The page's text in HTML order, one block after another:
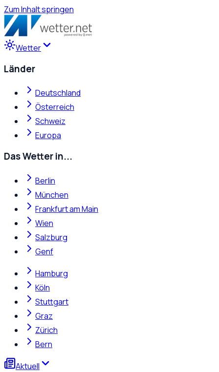
Zum Inhalt springen
Wetter
Länder
Deutschland
Österreich
Schweiz
Europa
Das Wetter in...
Berlin
München
Frankfurt am Main
Wien
Salzburg
Genf
Hamburg
Köln
Stuttgart
Graz
Zürich
Bern
Aktuell